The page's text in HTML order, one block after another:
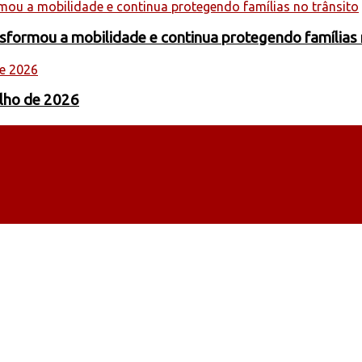
a mobilidade e continua protegendo
de 2026